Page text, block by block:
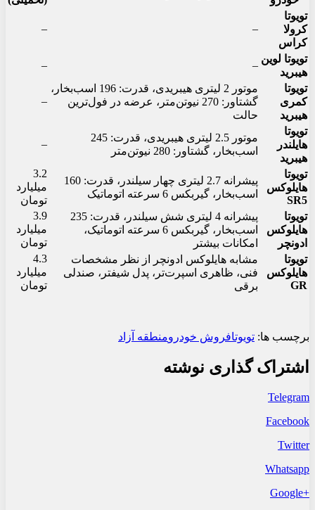
تویوتا
کرولا
کراس
–
–
تویوتا لوین
هیبرید
–
–
تویوتا
کمری
هیبرید
موتور 2 لیتری هیبریدی، قدرت: 196 اسب‌بخار،
گشتاور: 270 نیوتن‌متر، عرضه در فول‌ترین
حالت
–
تویوتا
هایلندر
هیبرید
موتور 2.5 لیتری هیبریدی، قدرت: 245
اسب‌بخار، گشتاور: 280 نیوتن‌متر
–
تویوتا
هایلوکس
SR5
پیشرانه 2.7 لیتری چهار سیلندر، قدرت: 160
اسب‌بخار، گیربکس 6 سرعته اتوماتیک
3.2
میلیارد
تومان
تویوتا
هایلوکس
ادونچر
پیشرانه 4 لیتری شش سیلندر، قدرت: 235
اسب‌بخار، گیربکس 6 سرعته اتوماتیک،
امکانات بیشتر
3.9
میلیارد
تومان
تویوتا
هایلوکس
GR
مشابه هایلوکس ادونچر از نظر مشخصات
فنی، ظاهری اسپرت‌تر، پدل شیفتر، صندلی
برقی
4.3
میلیارد
تومان
برچسب ها: تویوتافروش خودرومنطقه آزاد
اشتراک گذاری نوشته
Telegram
Facebook
Twitter
Whatsapp
+Google